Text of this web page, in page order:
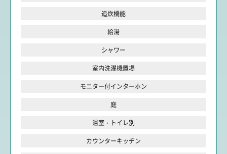
追炊機能
給湯
シャワー
室内洗濯機置場
モニター付インターホン
庭
浴室・トイレ別
カウンターキッチン